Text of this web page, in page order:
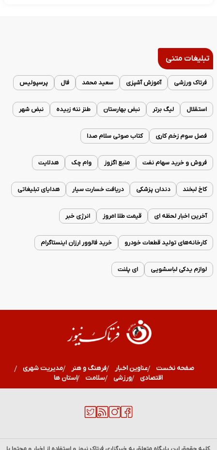
تبلیغات متنی
فرتاک ورزشی آموزش آشپزی سعید محمد فال پرسپولیس
استقلال لیگ برتر نبض بهارستان طنز ننه زبیده نبض شهر
فصل سوم زخم کاری کتاب صوتی سلام صدا
فروش و خرید سهام نفت منبع اگزوز وام چک هدلایت
کاخ لبخند دندان پزشکی دریافت خسارت سیار هدایای تبلیغاتی
آخرین اخبار لحظه ای قیمت طلا امروز انرژی خبر
کارخانه‌های تولید قطعات خودرو خرید فالوور ارزان اینستاگرام
لوازم یدکی لباسشویی ای پلنت
صفحه نخست عناوین اخبار فرهنگ و هنر
مدیریت شهری
اقتصادی
ورزشی سلامت استان ها